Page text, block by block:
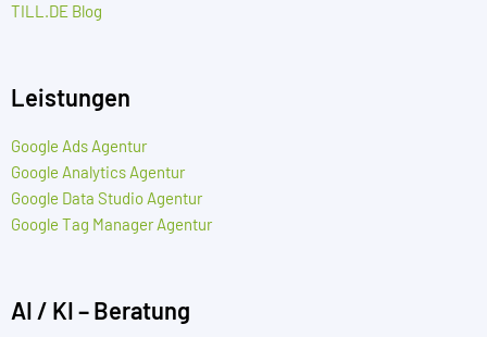
TILL.DE Blog
Leistungen
Google Ads Agentur
Google Analytics Agentur
Google Data Studio Agentur
Google Tag Manager Agentur
AI / KI – Beratung